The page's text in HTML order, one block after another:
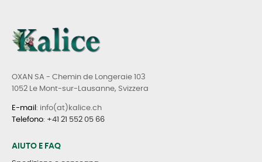
OXAN SA - Chemin de Longeraie 103
1052 Le Mont-sur-Lausanne, Svizzera
E-mail : info(at)kalice.ch
Telefono: +41 21 552 05 66
AIUTO E FAQ